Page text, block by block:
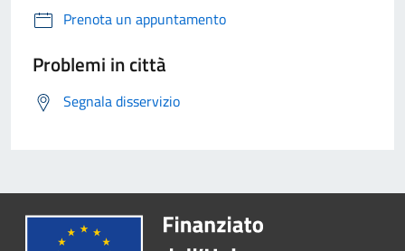
Prenota un appuntamento
Problemi in città
Segnala disservizio